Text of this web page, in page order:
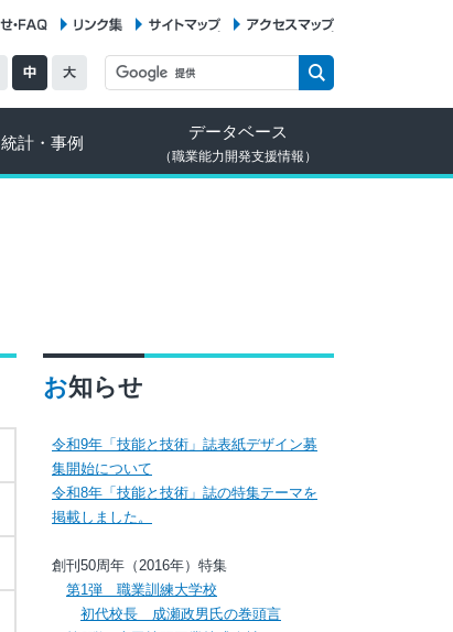
統計・事例
データベース
（職業能力開発支援情報）
お知らせ
令和9年「技能と技術」誌表紙デザイン募
集開始について
令和8年「技能と技術」誌の特集テーマを
掲載しました。
創刊50周年（2016年）特集
第1弾 職業訓練大学校
初代校長 成瀬政男氏の巻頭言